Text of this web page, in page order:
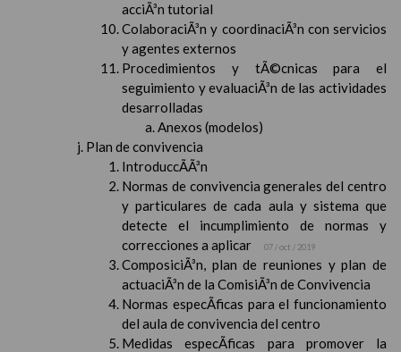
acciÃ³n tutorial
ColaboraciÃ³n y coordinaciÃ³n con servicios
y agentes externos
Procedimientos y tÃ©cnicas para el
seguimiento y evaluaciÃ³n de las actividades
desarrolladas
Anexos (modelos)
Plan de convivencia
IntroduccÃ­Ã³n
Normas de convivencia generales del centro
y particulares de cada aula y sistema que
detecte el incumplimiento de normas y
correcciones a aplicar
07 / oct / 2019
ComposiciÃ³n, plan de reuniones y plan de
actuaciÃ³n de la ComisiÃ³n de Convivencia
Normas especÃ­ficas para el funcionamiento
del aula de convivencia del centro
Medidas especÃ­ficas para promover la